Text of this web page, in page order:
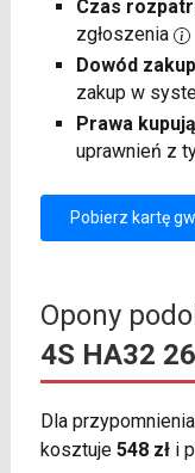
Czas
zgłoszenia
Dowód
zakup w
Prawa
uprawnień z
Pobierz kartę
Opony
4S HA32
Dla
kosztuje 548 złi